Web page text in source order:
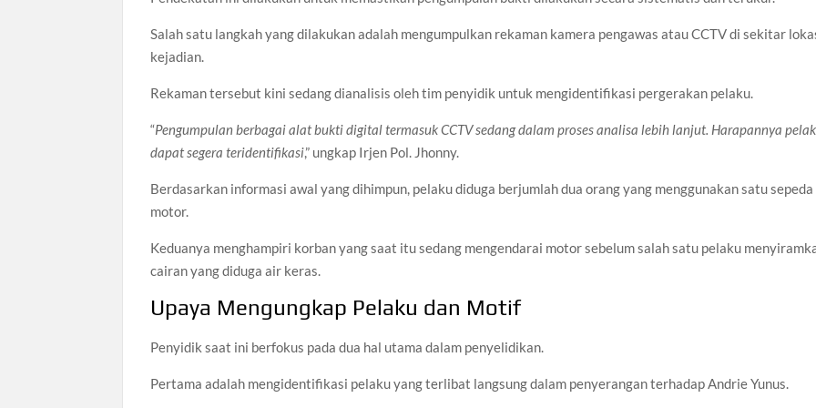
Salah satu langkah yang dilakukan adalah mengumpulkan rekaman kamera pengawas atau CCTV di sekitar
kejadian.
Rekaman tersebut kini sedang dianalisis oleh tim penyidik untuk mengidentifikasi pergerakan pelaku.
“Pengumpulan berbagai alat bukti digital termasuk CCTV sedang dalam proses analisa lebih lanjut. Harapannya
dapat segera teridentifikasi,” ungkap Irjen Pol. Jhonny.
Berdasarkan informasi awal yang dihimpun, pelaku diduga berjumlah dua orang yang menggunakan satu sepeda
motor.
Keduanya menghampiri korban yang saat itu sedang mengendarai motor sebelum salah satu pelaku
cairan yang diduga air keras.
Upaya Mengungkap Pelaku dan Motif
Penyidik saat ini berfokus pada dua hal utama dalam penyelidikan.
Pertama adalah mengidentifikasi pelaku yang terlibat langsung dalam penyerangan terhadap Andrie Yunus.